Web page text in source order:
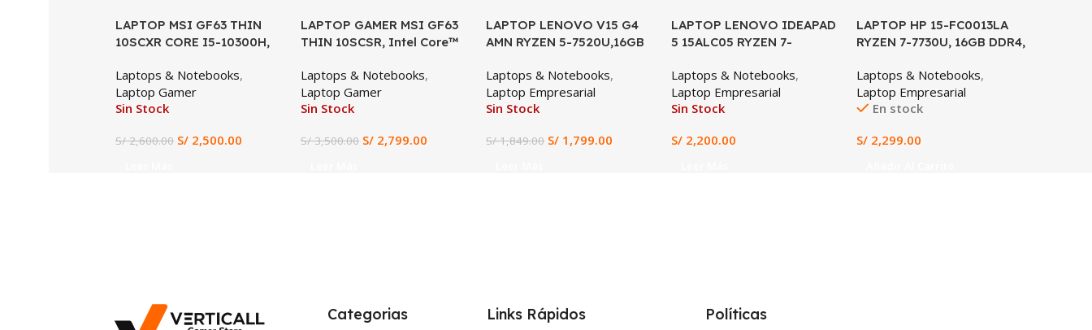
SALE
LAPTOP MSI GF63 THIN
10SCXR CORE I5-10300H,
512GB SSD, 15.6″ FHD
Laptops & Notebooks,
Laptop Gamer
Sin Stock
S/2,600.00 S/ 2,500.00
SALE
LAPTOP GAMER MSI GF63
THIN 10SCSR, Intel Core™
512GB SSD, NVIDIA
GeForce GTX 1650 Ti 4GB,
Pantalla 15.6” FHD IPS
Profesional
Laptops & Notebooks,
Laptop Gamer
Sin Stock
S/3,500.00 S/ 2,799.00
SALE
LAPTOP LENOVO V15 G4
AMN RYZEN 5-7520U,16GB
FHD
Laptops & Notebooks,
Laptop Empresarial
Sin Stock
S/1,849.00 S/ 1,799.00
LAPTOP LENOVO IDEAPAD
5 15ALC05 RYZEN 7-
SSD, 15.6″ FHD
Laptops & Notebooks,
Laptop Empresarial
Sin Stock
S/ 2,200.00
LAPTOP HP 15-FC0013LA
RYZEN 7-7730U, 16GB DDR4,
Laptops & Notebooks,
Laptop Empresarial
En stock
S/ 2,299.00
Categorias Links Rápidos Políticas